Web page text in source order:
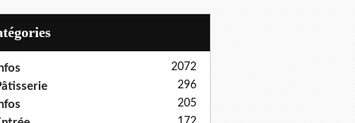
2072
296
205